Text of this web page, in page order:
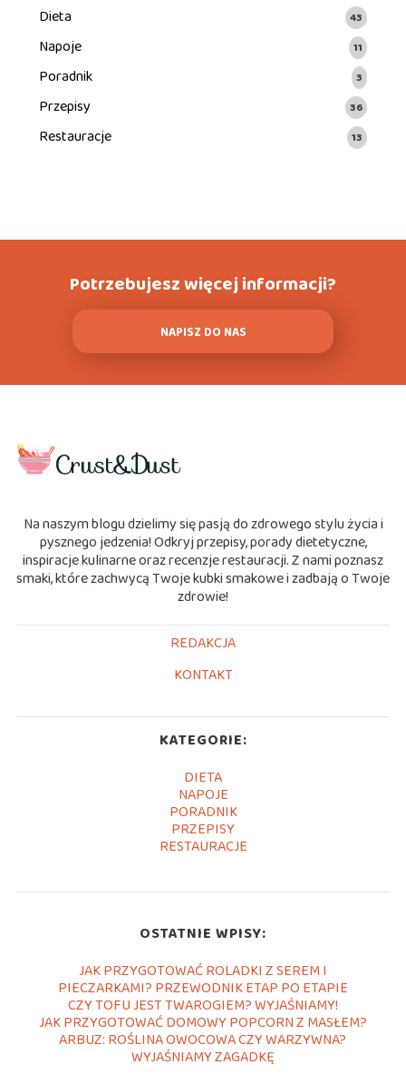
Dieta 43
Napoje 11
Poradnik 3
Przepisy 36
Restauracje 13
Potrzebujesz więcej informacji?
NAPISZ DO NAS
Na naszym blogu dzielimy się pasją do zdrowego stylu życia i
pysznego jedzenia! Odkryj przepisy, porady dietetyczne,
inspiracje kulinarne oraz recenzje restauracji. Z nami poznasz
smaki, które zachwycą Twoje kubki smakowe i zadbają o Twoje
zdrowie!
REDAKCJA
KONTAKT
KATEGORIE:
DIETA
NAPOJE
PORADNIK
PRZEPISY
RESTAURACJE
OSTATNIE WPISY:
JAK PRZYGOTOWAĆ ROLADKI Z SEREM I
PIECZARKAMI? PRZEWODNIK ETAP PO ETAPIE
CZY TOFU JEST TWAROGIEM? WYJAŚNIAMY!
JAK PRZYGOTOWAĆ DOMOWY POPCORN Z MASŁEM?
ARBUZ: ROŚLINA OWOCOWA CZY WARZYWNA?
WYJAŚNIAMY ZAGADKĘ